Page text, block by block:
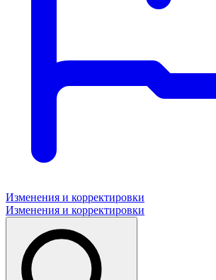
Изменения и корректировки
Изменения и корректировки